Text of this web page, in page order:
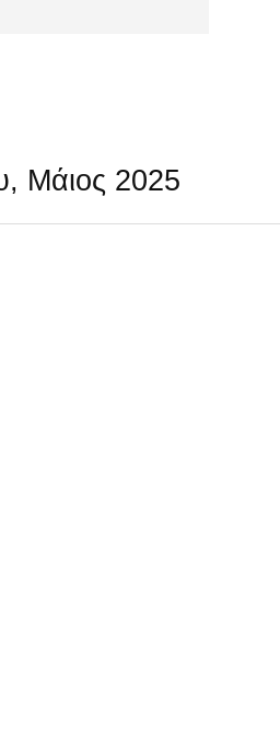
Μάιος 2025